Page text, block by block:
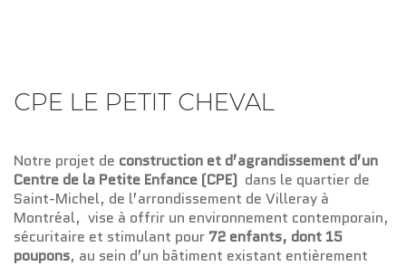
CPE LE PETIT CHEVAL
Notre projet de construction et d’agrandissement d’un
Centre de la Petite Enfance (CPE) dans le quartier de
Saint-Michel, de l’arrondissement de Villeray à
Montréal, vise à offrir un environnement contemporain,
sécuritaire et stimulant pour 72 enfants, dont 15
poupons, au sein d’un bâtiment existant entièrement